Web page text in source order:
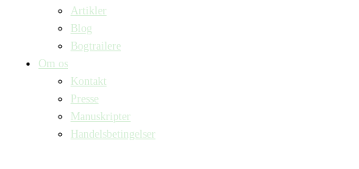
Artikler
Blog
Bogtrailere
Om os
Kontakt
Presse
Manuskripter
Handelsbetingelser